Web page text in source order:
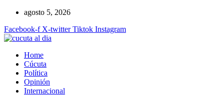
contenido
agosto 5, 2026
Facebook-f X-twitter Tiktok Instagram
Home
Cúcuta
Política
Opinión
Internacional